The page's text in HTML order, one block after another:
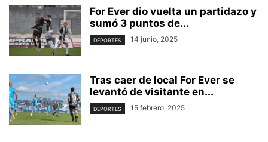
For Ever dio vuelta un partidazo y
sumó 3 puntos de...
DEPORTES 14 junio, 2025
Tras caer de local For Ever se
levantó de visitante en...
DEPORTES 15 febrero, 2025